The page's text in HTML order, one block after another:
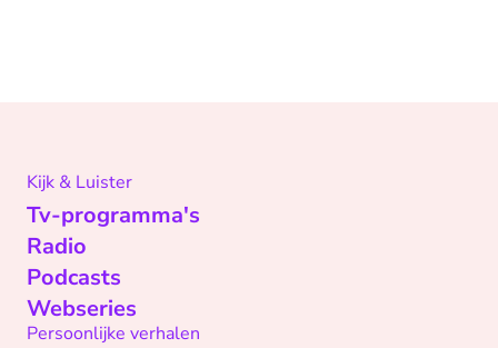
Kijk & Luister
Tv-programma's
Radio
Podcasts
Webseries
Persoonlijke verhalen